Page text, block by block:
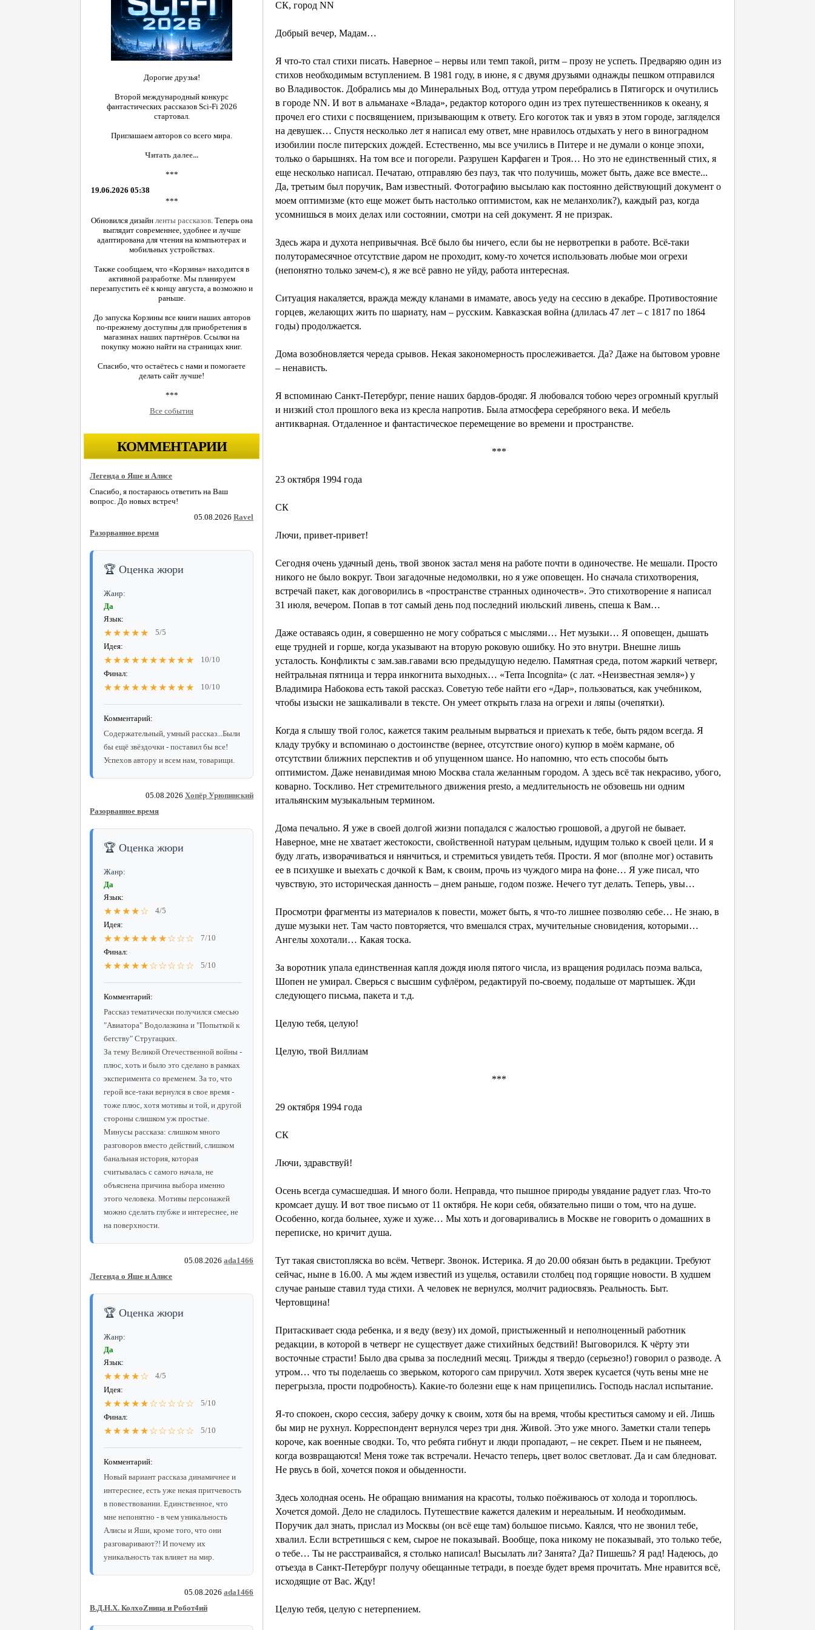
Дорогие друзья!
Второй международный конкурс
фантастических рассказов Sci-Fi 2026
стартовал.
Приглашаем авторов со всего мира.
Читать далее...
***
19.06.2026 05:38
***
Обновился дизайн ленты рассказов. Теперь она
выглядит современнее, удобнее и лучше
адаптирована для чтения на компьютерах и
мобильных устройствах.
Также сообщаем, что «Корзина» находится в
активной разработке. Мы планируем
перезапустить её к концу августа, а возможно и
раньше.
До запуска Корзины все книги наших авторов
по-прежнему доступны для приобретения в
магазинах наших партнёров. Ссылки на
покупку можно найти на страницах книг.
Спасибо, что остаётесь с нами и помогаете
делать сайт лучше!
***
Все события
КОММЕНТАРИИ
Легенда о Яше и Алисе
Спасибо, я постараюсь ответить на Ваш
вопрос. До новых встреч!
05.08.2026 Ravel
Разорванное время
🏆 Оценка жюри
Жанр:
Да
Язык:
★★★★★
5/5
Идея:
★★★★★★★★★★
10/10
Финал:
★★★★★★★★★★ 10/10
Комментарий:
Содержательный, умный рассказ...Были
бы ещё звёздочки - поставил бы все!
Успехов автору и всем нам, товарищи.
05.08.2026 Хопёр Урюпинский
Разорванное время
🏆 Оценка жюри
Жанр:
Да
Язык:
★★★★☆
4/5
Идея:
★★★★★★★☆☆☆
7/10
Финал:
★★★★★☆☆☆☆☆ 5/10
Комментарий:
Рассказ тематически получился смесью
"Авиатора" Водолазкина и "Попыткой к
бегству" Стругацких.
За тему Великой Отечественной войны -
плюс, хоть и было это сделано в рамках
эксперимента со временем. За то, что
герой все-таки вернулся в свое время -
тоже плюс, хотя мотивы и той, и другой
стороны слишком уж простые.
Минусы рассказа: слишком много
разговоров вместо действий, слишком
банальная история, которая
считывалась с самого начала, не
объяснена причина выбора именно
этого человека. Мотивы персонажей
можно сделать глубже и интереснее, не
на поверхности.
05.08.2026 ada1466
Легенда о Яше и Алисе
🏆 Оценка жюри
Жанр:
Да
Язык:
★★★★☆
4/5
Идея:
★★★★★☆☆☆☆☆
5/10
Финал:
★★★★★☆☆☆☆☆ 5/10
Комментарий:
Новый вариант рассказа динамичнее и
интереснее, есть уже некая притчевость
в повествовании. Единственное, что
мне непонятно - в чем уникальность
Алисы и Яши, кроме того, что они
разговаривают?! И почему их
уникальность так влияет на мир.
05.08.2026 ada1466
В.Д.Н.Х. КолхоZница и Робот4ий
СК, город NN
Добрый вечер, Мадам…
Я что-то стал стихи писать. Наверное – нервы или темп такой, ритм – прозу не успеть. Предваряю один из
стихов необходимым вступлением. В 1981 году, в июне, я с двумя друзьями однажды пешком отправился
во Владивосток. Добрались мы до Минеральных Вод, оттуда утром перебрались в Пятигорск и очутились
в городе NN. И вот в альманахе «Влада», редактор которого один из трех путешественников к океану, я
прочел его стихи с посвящением, призывающим к ответу. Его коготок так и увяз в этом городе, загляделся
на девушек… Спустя несколько лет я написал ему ответ, мне нравилось отдыхать у него в виноградном
изобилии после питерских дождей. Естественно, мы все учились в Питере и не думали о конце эпохи,
только о барышнях. На том все и погорели. Разрушен Карфаген и Троя… Но это не единственный стих, я
еще несколько написал. Печатаю, отправляю без пауз, так что получишь, может быть, даже все вместе...
Да, третьим был поручик, Вам известный. Фотографию высылаю как постоянно действующий документ о
моем оптимизме (кто еще может быть настолько оптимистом, как не меланхолик?), каждый раз, когда
усомнишься в моих делах или состоянии, смотри на сей документ. Я не призрак.
Здесь жара и духота непривычная. Всё было бы ничего, если бы не нервотрепки в работе. Всё-таки
полуторамесячное отсутствие даром не проходит, кому-то хочется использовать любые мои огрехи
(непонятно только зачем-с), я же всё равно не уйду, работа интересная.
Ситуация накаляется, вражда между кланами в имамате, авось уеду на сессию в декабре. Противостояние
горцев, желающих жить по шариату, нам – русским. Кавказская война (длилась 47 лет – с 1817 по 1864
годы) продолжается.
Дома возобновляется череда срывов. Некая закономерность прослеживается. Да? Даже на бытовом уровне
– ненависть.
Я вспоминаю Санкт-Петербург, пение наших бардов-бродяг. Я любовался тобою через огромный круглый
и низкий стол прошлого века из кресла напротив. Была атмосфера серебряного века. И мебель
антикварная. Отдаленное и фантастическое перемещение во времени и пространстве.
***
23 октября 1994 года
СК
Лючи, привет-привет!
Сегодня очень удачный день, твой звонок застал меня на работе почти в одиночестве. Не мешали. Просто
никого не было вокруг. Твои загадочные недомолвки, но я уже оповещен. Но сначала стихотворения,
встречай пакет, как договорились в «пространстве странных одиночеств». Это стихотворение я написал
31 июля, вечером. Попав в тот самый день под последний июльский ливень, спеша к Вам…
Даже оставаясь один, я совершенно не могу собраться с мыслями… Нет музыки… Я оповещен, дышать
еще трудней и горше, когда указывают на вторую роковую ошибку. Но это внутри. Внешне лишь
усталость. Конфликты с зам.зав.гавами всю предыдущую неделю. Памятная среда, потом жаркий четверг,
нейтральная пятница и терра инкогнита выходных… «Terra Incognita» (с лат. «Неизвестная земля») у
Владимира Набокова есть такой рассказ. Советую тебе найти его «Дар», пользоваться, как учебником,
чтобы изыски не зашкаливали в тексте. Он умеет открыть глаза на огрехи и ляпы (очепятки).
Когда я слышу твой голос, кажется таким реальным вырваться и приехать к тебе, быть рядом всегда. Я
кладу трубку и вспоминаю о достоинстве (вернее, отсутствие оного) купюр в моём кармане, об
отсутствии ближних перспектив и об упущенном шансе. Но напомню, что есть способы быть
оптимистом. Даже ненавидимая мною Москва стала желанным городом. А здесь всё так некрасиво, убого,
коварно. Тоскливо. Нет стремительного движения presto, а медлительность не обзовешь ни одним
итальянским музыкальным термином.
Дома печально. Я уже в своей долгой жизни попадался с жалостью грошовой, а другой не бывает.
Наверное, мне не хватает жестокости, свойственной натурам цельным, идущим только к своей цели. И я
буду лгать, изворачиваться и нянчиться, и стремиться увидеть тебя. Прости. Я мог (вполне мог) оставить
ее в психушке и выехать с дочкой к Вам, к своим, прочь из чуждого мира на фоне… Я уже писал, что
чувствую, это историческая данность – днем раньше, годом позже. Нечего тут делать. Теперь, увы…
Просмотри фрагменты из материалов к повести, может быть, я что-то лишнее позволяю себе… Не знаю, в
душе музыки нет. Там часто повторяется, что вмешался страх, мучительные сновидения, которыми…
Ангелы хохотали… Какая тоска.
За воротник упала единственная капля дождя июля пятого числа, из вращения родилась поэма вальса,
Шопен не умирал. Сверься с высшим суфлёром, редактируй по-своему, подальше от мартышек. Жди
следующего письма, пакета и т.д.
Целую тебя, целую!
Целую, твой Виллиам
***
29 октября 1994 года
СК
Лючи, здравствуй!
Осень всегда сумасшедшая. И много боли. Неправда, что пышное природы увядание радует глаз. Что-то
кромсает душу. И вот твое письмо от 11 октября. Не кори себя, обязательно пиши о том, что на душе.
Особенно, когда больнее, хуже и хуже… Мы хоть и договаривались в Москве не говорить о домашних в
переписке, но кричит душа.
Тут такая свистопляска во всём. Четверг. Звонок. Истерика. Я до 20.00 обязан быть в редакции. Требуют
сейчас, ныне в 16.00. А мы ждем известий из ущелья, оставили столбец под горящие новости. В худшем
случае раньше ставил туда стихи. А человек не вернулся, молчит радиосвязь. Реальность. Быт.
Чертовщина!
Притаскивает сюда ребенка, и я веду (везу) их домой, пристыженный и неполноценный работник
редакции, в которой в четверг не существует даже стихийных бедствий! Выговорился. К чёрту эти
восточные страсти! Было два срыва за последний месяц. Трижды я твердо (серьезно!) говорил о разводе. А
утром… что ты поделаешь со зверьком, которого сам приручил. Хотя зверек кусается (чуть вены мне не
перегрызла, прости подробность). Какие-то болезни еще к нам прицепились. Господь наслал испытание.
Я-то спокоен, скоро сессия, заберу дочку к своим, хотя бы на время, чтобы креститься самому и ей. Лишь
бы мир не рухнул. Корреспондент вернулся через три дня. Живой. Это уже много. Заметки стали теперь
короче, как военные сводки. То, что ребята гибнут и люди пропадают, – не секрет. Пьем и не пьянеем,
когда возвращаются! Меня тоже так встречали. Нечасто теперь, цвет волос светловат. Да и сам бледноват.
Не рвусь в бой, хочется покоя и обыденности.
Здесь холодная осень. Не обращаю внимания на красоты, только поёживаюсь от холода и тороплюсь.
Хочется домой. Дело не сладилось. Путешествие кажется далеким и нереальным. И необходимым.
Поручик дал знать, прислал из Москвы (он всё еще там) большое письмо. Каялся, что не звонил тебе,
хвалил. Если встретишься с кем, сырое не показывай. Вообще, пока никому не показывай, это только тебе,
о тебе… Ты не расстраивайся, я столько написал! Высылать ли? Занята? Да? Пишешь? Я рад! Надеюсь, до
отъезда в Санкт-Петербург получу обещанные тетради, в поезде будет время прочитать. Мне нравится всё,
исходящие от Вас. Жду!
Целую тебя, целую с нетерпением.